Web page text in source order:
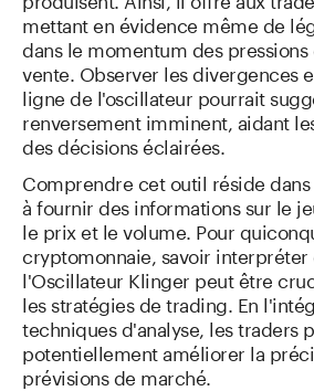
mettant en évidence même de
dans le momentum des
vente. Observer les divergences
ligne de l'oscillateur pourrait
renversement imminent, aidant
des décisions éclairées.
Comprendre cet outil réside
à fournir des informations sur le
le prix et le volume. Pour
cryptomonnaie, savoir
l'Oscillateur Klinger peut être
les stratégies de trading. En
techniques d'analyse, les traders
potentiellement améliorer la
prévisions de marché.